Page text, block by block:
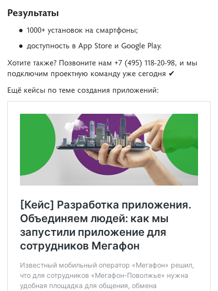
Результаты
1000+ установок на смартфоны;
доступность в App Store и Google Play.
Хотите также? Позвоните нам +7 (495) 118-20-98, и мы
подключим проектную команду уже сегодня ✔
Ещё кейсы по теме создания приложений: